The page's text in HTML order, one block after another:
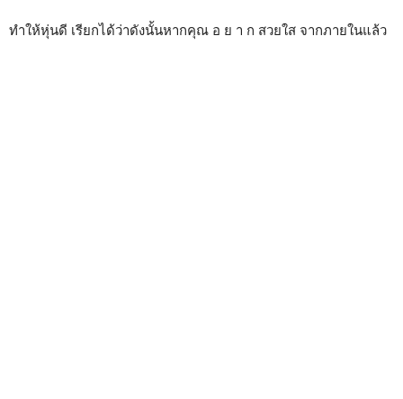
ทำให้หุ่นดี เรียกได้ว่าดังนั้นหากคุณ อ ย า ก สวยใส จากภายในแล้ว